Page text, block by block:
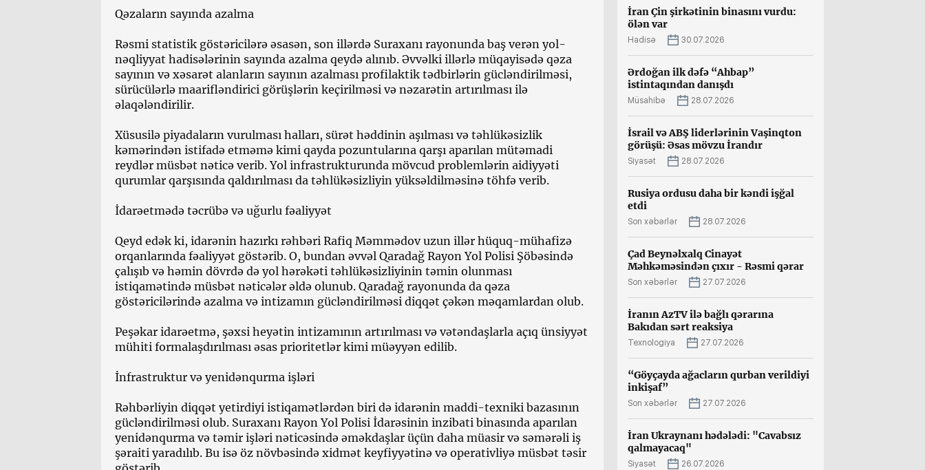
Qəzaların sayında azalma
Rəsmi statistik göstəricilərə əsasən, son illərdə Suraxanı rayonunda baş verən yol-
nəqliyyat hadisələrinin sayında azalma qeydə alınıb. Əvvəlki illərlə müqayisədə qəza
sayının və xəsarət alanların sayının azalması profilaktik tədbirlərin gücləndirilməsi,
sürücülərlə maarifləndirici görüşlərin keçirilməsi və nəzarətin artırılması ilə
əlaqələndirilir.
Xüsusilə piyadaların vurulması halları, sürət həddinin aşılması və təhlükəsizlik
kəmərindən istifadə etməmə kimi qayda pozuntularına qarşı aparılan mütəmadi
reydlər müsbət nəticə verib. Yol infrastrukturunda mövcud problemlərin aidiyyəti
qurumlar qarşısında qaldırılması da təhlükəsizliyin yüksəldilməsinə töhfə verib.
İdarəetmədə təcrübə və uğurlu fəaliyyət
Qeyd edək ki, idarənin hazırkı rəhbəri Rafiq Məmmədov uzun illər hüquq-mühafizə
orqanlarında fəaliyyət göstərib. O, bundan əvvəl Qaradağ Rayon Yol Polisi Şöbəsində
çalışıb və həmin dövrdə də yol hərəkəti təhlükəsizliyinin təmin olunması
istiqamətində müsbət nəticələr əldə olunub. Qaradağ rayonunda da qəza
göstəricilərində azalma və intizamın gücləndirilməsi diqqət çəkən məqamlardan olub.
Peşəkar idarəetmə, şəxsi heyətin intizamının artırılması və vətəndaşlarla açıq ünsiyyət
mühiti formalaşdırılması əsas prioritetlər kimi müəyyən edilib.
İnfrastruktur və yenidənqurma işləri
Rəhbərliyin diqqət yetirdiyi istiqamətlərdən biri də idarənin maddi-texniki bazasının
gücləndirilməsi olub. Suraxanı Rayon Yol Polisi İdarəsinin inzibati binasında aparılan
yenidənqurma və təmir işləri nəticəsində əməkdaşlar üçün daha müasir və səmərəli iş
şəraiti yaradılıb. Bu isə öz növbəsində xidmət keyfiyyətinə və operativliyə müsbət təsir
İran Çin şirkətinin binasını vurdu:
ölən var
Hadisə 30.07.2026
Ərdoğan ilk dəfə “Ahbap”
istintaqından danışdı
Müsahibə 28.07.2026
İsrail və ABŞ liderlərinin Vaşinqton
görüşü: Əsas mövzu İrandır
Siyasət 28.07.2026
Rusiya ordusu daha bir kəndi işğal
etdi
Son xəbərlər 28.07.2026
Çad Beynəlxalq Cinayət
Məhkəməsindən çıxır - Rəsmi qərar
Son xəbərlər 27.07.2026
İranın AzTV ilə bağlı qərarına
Bakıdan sərt reaksiya
Texnologiya 27.07.2026
“Göyçayda ağacların qurban verildiyi
inkişaf”
Son xəbərlər 27.07.2026
İran Ukraynanı hədələdi: "Cavabsız
qalmayacaq"
Siyasət 26.07.2026